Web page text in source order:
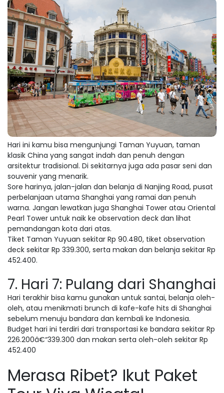
Hari ini kamu bisa mengunjungi Taman Yuyuan, taman
klasik China yang sangat indah dan penuh dengan
arsitektur tradisional. Di sekitarnya juga ada pasar seni dan
souvenir yang menarik.
Sore harinya, jalan-jalan dan belanja di Nanjing Road, pusat
perbelanjaan utama Shanghai yang ramai dan penuh
warna. Jangan lewatkan juga Shanghai Tower atau Oriental
Pearl Tower untuk naik ke observation deck dan lihat
pemandangan kota dari atas.
Tiket Taman Yuyuan sekitar Rp 90.480, tiket observation
deck sekitar Rp 339.300, serta makan dan belanja sekitar Rp
452.400.
7. Hari 7: Pulang dari Shanghai
Hari terakhir bisa kamu gunakan untuk santai, belanja oleh-
oleh, atau menikmati brunch di kafe-kafe hits di Shanghai
sebelum menuju bandara dan kembali ke Indonesia.
Budget hari ini terdiri dari transportasi ke bandara sekitar Rp
226.200â€“339.300 dan makan serta oleh-oleh sekitar Rp
452.400
Merasa Ribet? Ikut Paket